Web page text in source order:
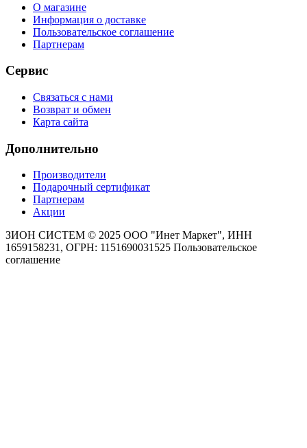
О магазине
Информация о доставке
Пользовательское соглашение
Партнерам
Сервис
Связаться с нами
Возврат и обмен
Карта сайта
Дополнительно
Производители
Подарочный сертификат
Партнерам
Акции
ЗИОН СИСТЕМ © 2025 ООО "Инет Маркет", ИНН
1659158231, ОГРН: 1151690031525 Пользовательское
соглашение